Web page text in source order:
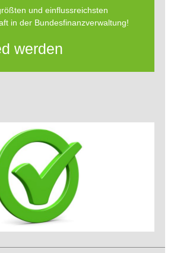
und einflussreichsten
in der Bundesfinanzverwaltung!
werden